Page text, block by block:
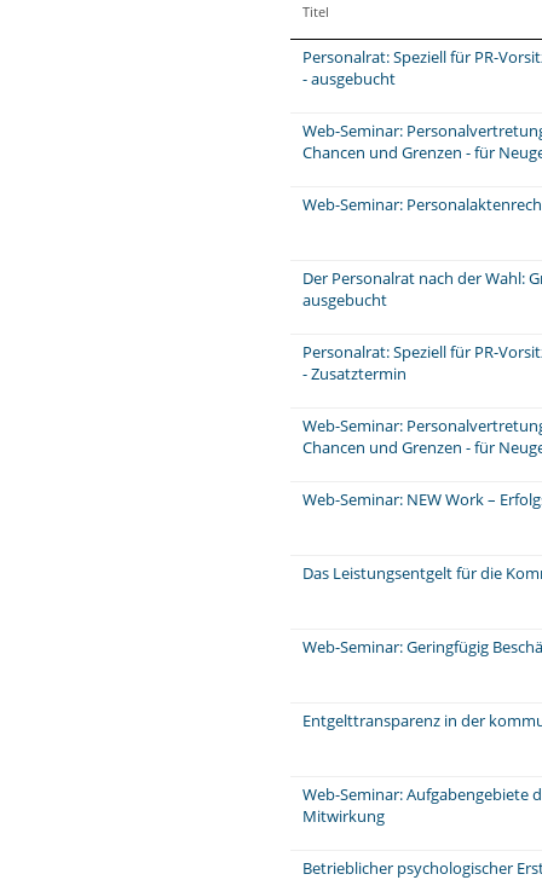
Titel
Personalrat: Speziell für PR-
- ausgebucht
Web-Seminar:
Chancen und Grenzen - für
Web-Seminar:
Der Personalrat nach der Wahl:
ausgebucht
Personalrat: Speziell für PR-
- Zusatztermin
Web-Seminar:
Chancen und Grenzen - für
Web-Seminar: NEW Work –
Das Leistungsentgelt für die
Web-Seminar: Geringfügig
Entgelttransparenz in der
Web-Seminar: Aufgabengebiete
Mitwirkung
Betrieblicher psychologischer